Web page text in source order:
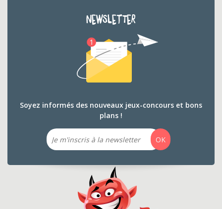
NEWSLETTER
Soyez informés des nouveaux jeux-concours et bons
plans !
Email
OK